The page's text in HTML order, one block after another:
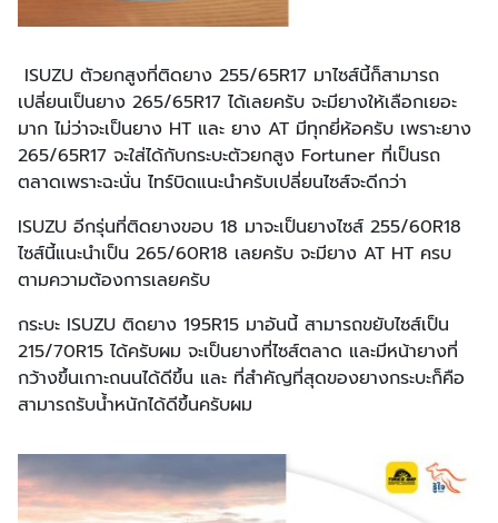
ISUZU ตัวยกสูงที่ติดยาง 255/65R17 มาไซส์นี้ก็สามารถ
เปลี่ยนเป็นยาง 265/65R17 ได้เลยครับ จะมียางให้เลือกเยอะ
มาก ไม่ว่าจะเป็นยาง HT และ ยาง AT มีทุกยี่ห้อครับ เพราะยาง
265/65R17 จะใส่ได้กับกระบะตัวยกสูง Fortuner ที่เป็นรถ
ตลาดเพราะฉะนั่น ไทร์บิดแนะนำครับเปลี่ยนไซส์จะดีกว่า
ISUZU อีกรุ่นที่ติดยางขอบ 18 มาจะเป็นยางไซส์ 255/60R18
ไซส์นี้แนะนำเป็น 265/60R18 เลยครับ จะมียาง AT HT ครบ
ตามความต้องการเลยครับ
กระบะ ISUZU ติดยาง 195R15 มาอันนี้ สามารถขยับไซส์เป็น
215/70R15 ได้ครับผม จะเป็นยางที่ไซส์ตลาด และมีหน้ายางที่
กว้างขึ้นเกาะถนนได้ดีขึ้น และ ที่สำคัญที่สุดของยางกระบะก็คือ
สามารถรับน้ำหนักได้ดีขึ้นครับผม